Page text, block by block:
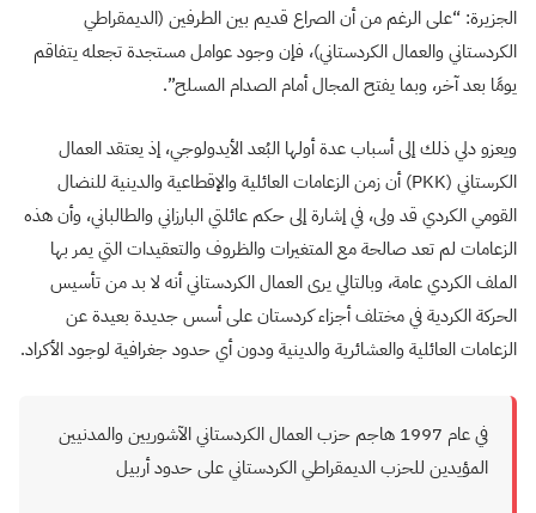
الجزيرة: “على الرغم من أن الصراع قديم بين الطرفين (الديمقراطي
الكردستاني والعمال الكردستاني)، فإن وجود عوامل مستجدة تجعله يتفاقم
يومًا بعد آخر، وبما يفتح المجال أمام الصدام المسلح”.
ويعزو دلي ذلك إلى أسباب عدة أولها البُعد الأيدولوجي، إذ يعتقد العمال
الكرستاني (PKK) أن زمن الزعامات العائلية والإقطاعية والدينية للنضال
القومي الكردي قد ولى، في إشارة إلى حكم عائلتي البارزاني والطالباني، وأن هذه
الزعامات لم تعد صالحة مع المتغيرات والظروف والتعقيدات التي يمر بها
الملف الكردي عامة، وبالتالي يرى العمال الكردستاني أنه لا بد من تأسيس
الحركة الكردية في مختلف أجزاء كردستان على أسس جديدة بعيدة عن
الزعامات العائلية والعشائرية والدينية ودون أي حدود جغرافية لوجود الأكراد.
في عام 1997 هاجم حزب العمال الكردستاني الآشوريين والمدنيين
المؤيدين للحزب الديمقراطي الكردستاني على حدود أربيل